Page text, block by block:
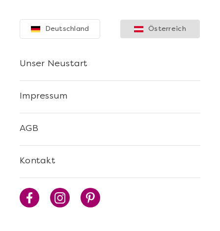
Kontakt
AGB
Impressum
Unser Neustart
Deutschland Österreich